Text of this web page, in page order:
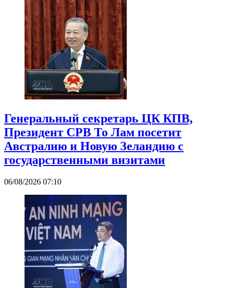
Генеральный секретарь ЦК КПВ,
Президент СРВ То Лам посетит
Австралию и Новую Зеландию с
государственными визитами
06/08/2026 07:10